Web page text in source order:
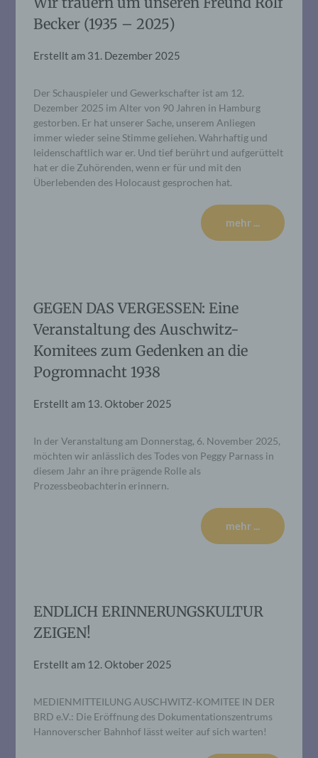
Becker (1935 – 2025)
Erstellt am 31. Dezember 2025
Der Schauspieler und Gewerkschafter ist am 12.
Dezember 2025 im Alter von 90 Jahren in Hamburg
gestorben. Er hat unserer Sache, unserem Anliegen
immer wieder seine Stimme geliehen. Wahrhaftig und
leidenschaftlich war er. Und tief berührt und aufgerüttelt
hat er die Zuhörenden, wenn er für und mit den
Überlebenden des Holocaust gesprochen hat.
mehr ...
GEGEN DAS VERGESSEN: Eine
Veranstaltung des Auschwitz-
Komitees zum Gedenken an die
Pogromnacht 1938
Erstellt am 13. Oktober 2025
In der Veranstaltung am Donnerstag, 6. November 2025,
möchten wir anlässlich des Todes von Peggy Parnass in
diesem Jahr an ihre prägende Rolle als
Prozessbeobachterin erinnern.
mehr ...
ENDLICH ERINNERUNGSKULTUR
ZEIGEN!
Erstellt am 12. Oktober 2025
MEDIENMITTEILUNG AUSCHWITZ-KOMITEE IN DER
BRD e.V.: Die Eröffnung des Dokumentationszentrums
Hannoverscher Bahnhof lässt weiter auf sich warten!